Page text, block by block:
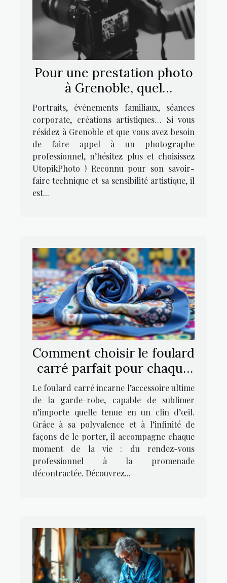
Pour une prestation photo
à Grenoble, quel
photographe contacter ?
Portraits, événements familiaux, séances
corporate, créations artistiques… Si vous
résidez à Grenoble et que vous avez besoin
de faire appel à un photographe
professionnel, n’hésitez plus et choisissez
UtopikPhoto ! Reconnu pour son savoir-
faire technique et sa sensibilité artistique, il
est...
Comment choisir le foulard
carré parfait pour chaque
occasion ?
Le foulard carré incarne l’accessoire ultime
de la garde-robe, capable de sublimer
n’importe quelle tenue en un clin d’œil.
Grâce à sa polyvalence et à l’infinité de
façons de le porter, il accompagne chaque
moment de la vie : du rendez-vous
professionnel à la promenade
décontractée. Découvrez...